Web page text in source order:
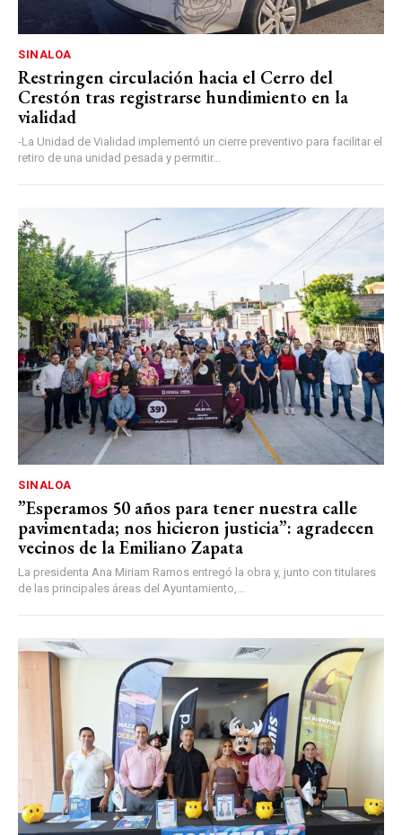
SINALOA
Restringen circulación hacia el Cerro del
Crestón tras registrarse hundimiento en la
vialidad
-La Unidad de Vialidad implementó un cierre preventivo para facilitar el
retiro de una unidad pesada y permitir...
SINALOA
”Esperamos 50 años para tener nuestra calle
pavimentada; nos hicieron justicia”: agradecen
vecinos de la Emiliano Zapata
La presidenta Ana Miriam Ramos entregó la obra y, junto con titulares
de las principales áreas del Ayuntamiento,...